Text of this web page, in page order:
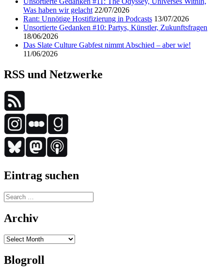
Was haben wir gelacht 22/07/2026
Rant: Unnötige Hostifizierung in Podcasts 13/07/2026
Unsortierte Gedanken #10: Partys, Künstler, Zukunftsfragen
18/06/2026
Das Slate Culture Gabfest nimmt Abschied – aber wie!
11/06/2026
RSS und Netzwerke
Eintrag suchen
Search
for:
Archiv
Archiv
Blogroll